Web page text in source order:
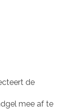
de
mee af te